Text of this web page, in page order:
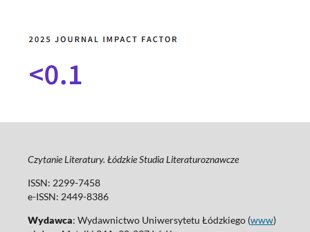
Czytanie Literatury. Łódzkie Studia Literaturoznawcze
ISSN: 2299-7458
e-ISSN: 2449-8386
Wydawca: Wydawnictwo Uniwersytetu Łódzkiego (www)